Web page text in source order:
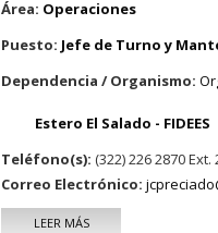
Área: Operaciones
Puesto: Jefe de Turno y
Dependencia / Organismo:
Estero El Salado - FIDEES
Teléfono(s): (322) 226 2870 Ext.
Correo Electrónico:
LEER MÁSSOBRE JUAN CARLOS